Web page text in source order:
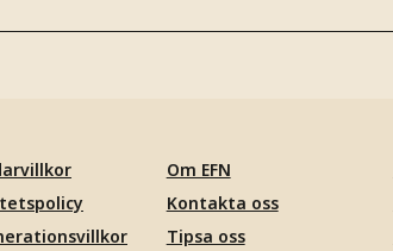
Om EFN
Kontakta oss
Tipsa oss